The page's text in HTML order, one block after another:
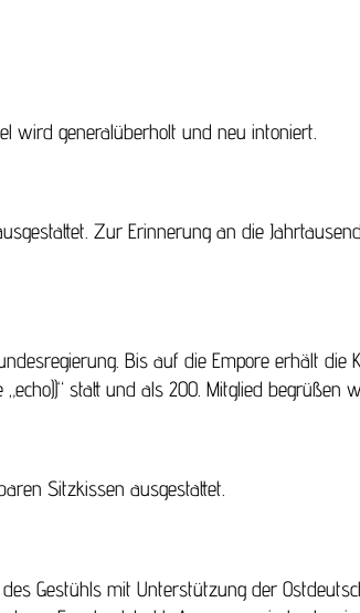
wird generalüberholt und neu intoniert.
Zur Erinnerung an die
Bis auf die Empore erhält
statt und als 200. Mitglied begrüßen
Sitzkissen ausgestattet.
Gestühls mit Unterstützung der